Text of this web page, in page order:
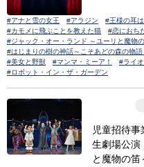
#アナと雪の女王 #アラジン #王様の耳
#カモメに飛ぶことを教えた猫
#恋におち
#ジャック・オー・ランド ～ユーリと魔物
#はじまりの樹の神話～こそあどの森の物語
#美女と野獣
#マンマ・ミーア！ #ライ
#ロボット・イン・ザ・ガーデン
児童招待
生劇場公演
と魔物の